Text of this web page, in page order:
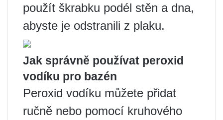
použít škrabku podél stěn a dna,
abyste je odstranili z plaku.
Jak správně používat peroxid
vodíku pro bazén
Peroxid vodíku můžete přidat
ručně nebo pomocí kruhového